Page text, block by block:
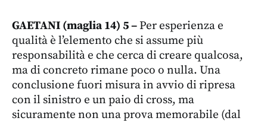
GAETANI (maglia 14) 5–Per esperienza e
qualità è l’elemento che si assume più
responsabilità e che cerca di creare qualcosa,
ma di concreto rimane poco o nulla. Una
conclusione fuori misura in avvio di ripresa
con il sinistro e un paio di cross, ma
sicuramente non una prova memorabile (dal